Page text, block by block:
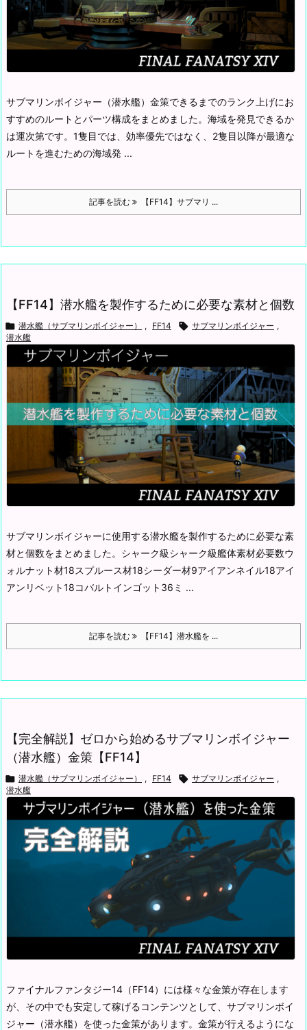
サブマリンボイジャー（潜水艦）金策できるまでのランク上げにお
すすめのルートとパーツ構成をまとめました。 海域を発見できるか
は運次第です。 1隻目では、効率優先ではなく、2隻目以降が最適な
ルートを進むための海域発 ...
記事を読む 【FF14】サブマリ ...
【FF14】潜水艦を製作するために必要な素材と個数
 潜水艦（サブマリンボイジャー） , FF14  サブマリンボイジャー ,
潜水艦
サブマリンボイジャーに使用する潜水艦を製作するために必要な素
材と個数をまとめました。 シャーク級シャーク級艦体素材必要数ウ
ォルナット材18スプルース材18シーダー材9アイアンネイル18アイ
アンリベット18コバルトインゴット36ミ ...
記事を読む 【FF14】潜水艦を ...
【完全解説】ゼロから始めるサブマリンボイジャー
（潜水艦）金策【FF14】
 潜水艦（サブマリンボイジャー） , FF14  サブマリンボイジャー ,
潜水艦
ファイナルファンタジー14（FF14）には様々な金策が存在します
が、その中でも安定して稼げるコンテンツとして、サブマリンボイ
ジャー（潜水艦）を使った金策があります。 金策が行えるようにな